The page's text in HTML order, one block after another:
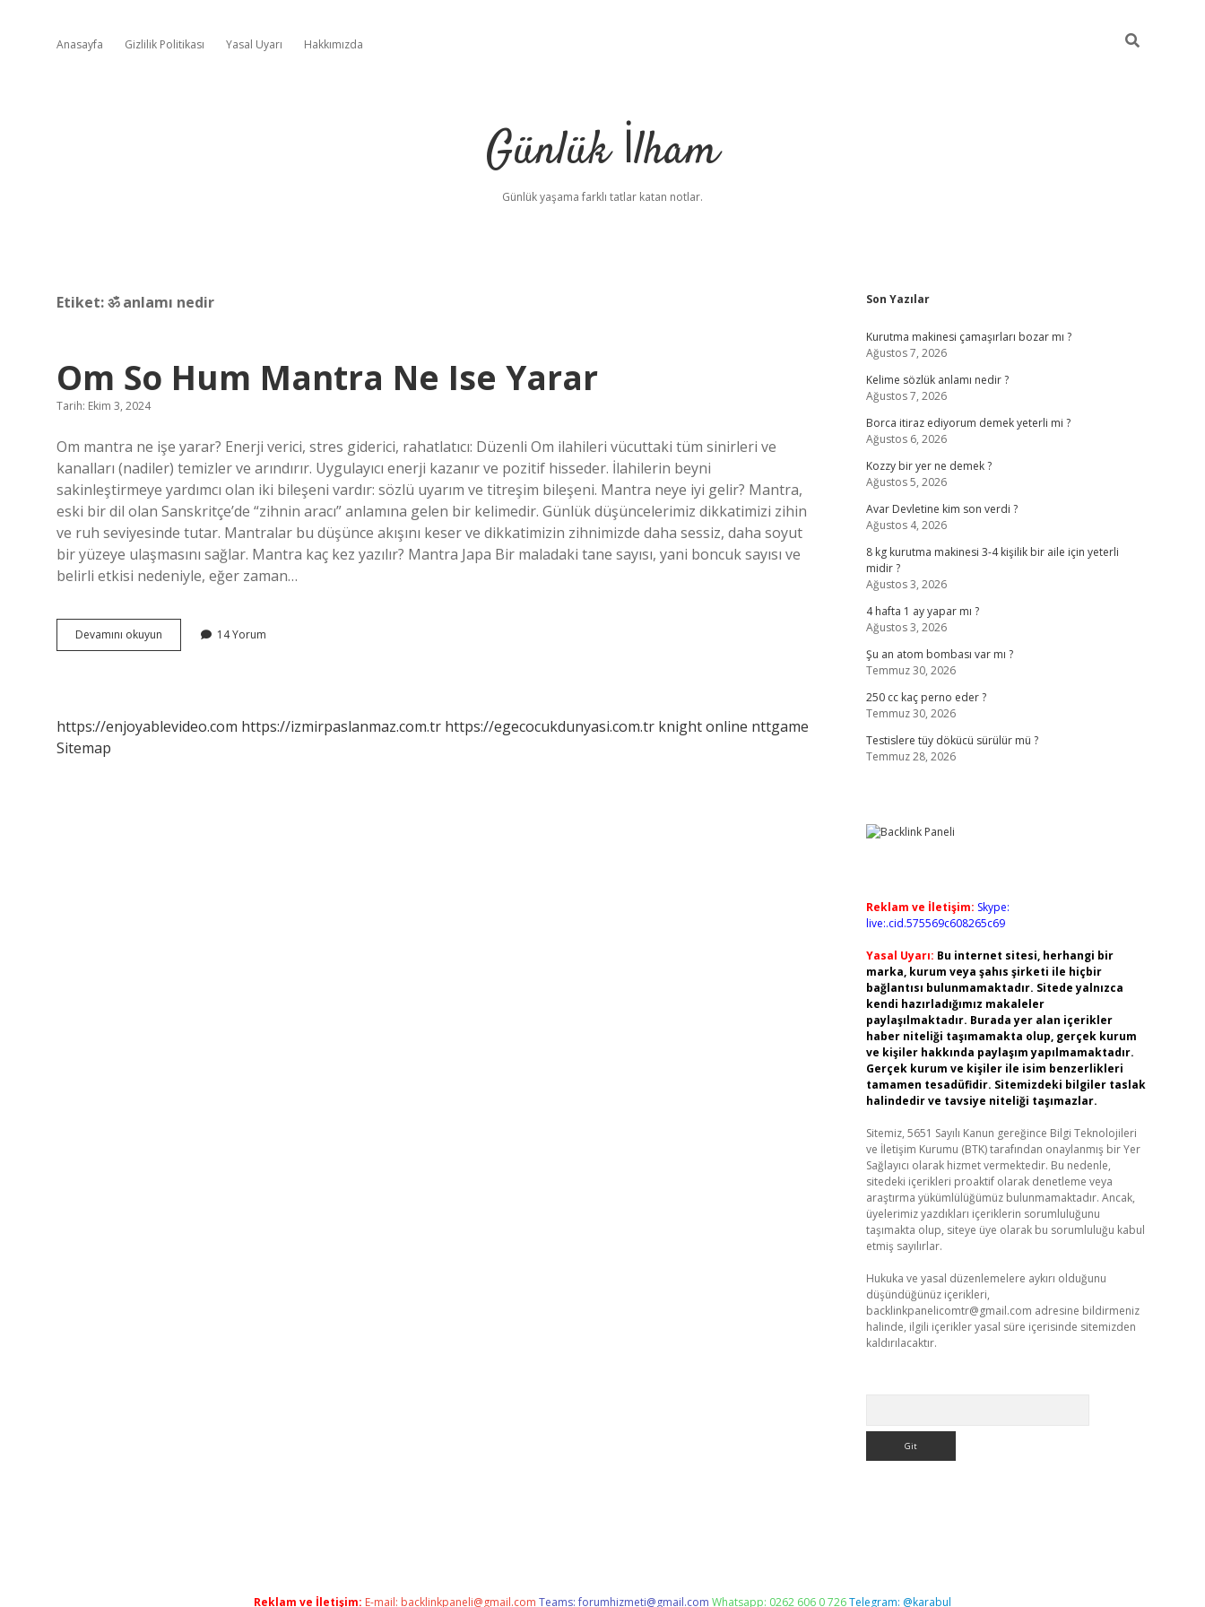
Anasayfa Gizlilik Politikası Yasal Uyarı Hakkımızda
Günlük İlham
Günlük yaşama farklı tatlar katan notlar.
Etiket:ॐ anlamı nedir
Om So Hum Mantra Ne Ise Yarar
Tarih: Ekim 3, 2024
Om mantra ne işe yarar? Enerji verici, stres giderici, rahatlatıcı: Düzenli Om ilahileri vücuttaki tüm sinirleri ve
kanalları (nadiler) temizler ve arındırır. Uygulayıcı enerji kazanır ve pozitif hisseder. İlahilerin beyni
sakinleştirmeye yardımcı olan iki bileşeni vardır: sözlü uyarım ve titreşim bileşeni. Mantra neye iyi gelir? Mantra,
eski bir dil olan Sanskritçe’de “zihnin aracı” anlamına gelen bir kelimedir. Günlük düşüncelerimiz dikkatimizi zihin
ve ruh seviyesinde tutar. Mantralar bu düşünce akışını keser ve dikkatimizin zihnimizde daha sessiz, daha soyut
bir yüzeye ulaşmasını sağlar. Mantra kaç kez yazılır? Mantra Japa Bir maladaki tane sayısı, yani boncuk sayısı ve
belirli etkisi nedeniyle, eğer zaman…
Devamını okuyun
So
Yarar
14 Yorum
https://enjoyablevideo.com https://izmirpaslanmaz.com.tr https://egecocukdunyasi.com.tr knight online nttgame
Sitemap
Sidebar
Son Yazılar
Kurutma makinesi çamaşırları bozar mı ?
Ağustos 7, 2026
Kelime sözlük anlamı nedir ?
Ağustos 7, 2026
Borca itiraz ediyorum demek yeterli mi ?
Ağustos 6, 2026
Kozzy bir yer ne demek ?
Ağustos 5, 2026
Avar Devletine kim son verdi ?
Ağustos 4, 2026
8 kg kurutma makinesi 3-4 kişilik bir aile için yeterli
midir ?
Ağustos 3, 2026
4 hafta 1 ay yapar mı ?
Ağustos 3, 2026
Şu an atom bombası var mı ?
Temmuz 30, 2026
250 cc kaç perno eder ?
Temmuz 30, 2026
Testislere tüy dökücü sürülür mü ?
Temmuz 28, 2026
Reklam ve İletişim: Skype:
live:.cid.575569c608265c69
Yasal Uyarı: Bu internet sitesi, herhangi bir
marka, kurum veya şahıs şirketi ile hiçbir
bağlantısı bulunmamaktadır. Sitede yalnızca
kendi hazırladığımız makaleler
paylaşılmaktadır. Burada yer alan içerikler
haber niteliği taşımamakta olup, gerçek kurum
ve kişiler hakkında paylaşım yapılmamaktadır.
Gerçek kurum ve kişiler ile isim benzerlikleri
tamamen tesadüfidir. Sitemizdeki bilgiler taslak
halindedir ve tavsiye niteliği taşımazlar.
Sitemiz, 5651 Sayılı Kanun gereğince Bilgi Teknolojileri
ve İletişim Kurumu (BTK) tarafından onaylanmış bir Yer
Sağlayıcı olarak hizmet vermektedir. Bu nedenle,
sitedeki içerikleri proaktif olarak denetleme veya
araştırma yükümlülüğümüz bulunmamaktadır. Ancak,
üyelerimiz yazdıkları içeriklerin sorumluluğunu
taşımakta olup, siteye üye olarak bu sorumluluğu kabul
etmiş sayılırlar.
Hukuka ve yasal düzenlemelere aykırı olduğunu
düşündüğünüz içerikleri,
backlinkpanelicomtr@gmail.com adresine bildirmeniz
halinde, ilgili içerikler yasal süre içerisinde sitemizden
kaldırılacaktır.
Reklam ve İletişim: E-mail: backlinkpaneli@gmail.com Teams:forumhizmeti@gmail.com Whatsapp: 0262 606 0 726Telegram: @karabul